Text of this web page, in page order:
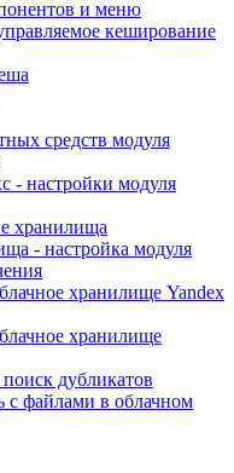
и меню
кеширование
средств модуля
- настройки модуля
хранилища
- настройка модуля
хранилище Yandex
хранилище
дубликатов
с файлами в облачном